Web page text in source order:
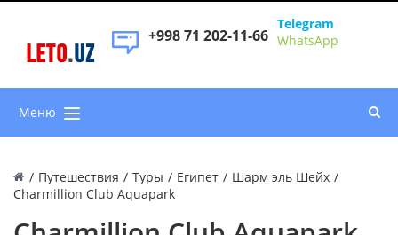
LETO.UZ
+998 71 202-11-66
Telegram
WhatsApp
Меню
/ Путешествия / Туры / Египет / Шарм эль Шейх /
Charmillion Club Aquapark